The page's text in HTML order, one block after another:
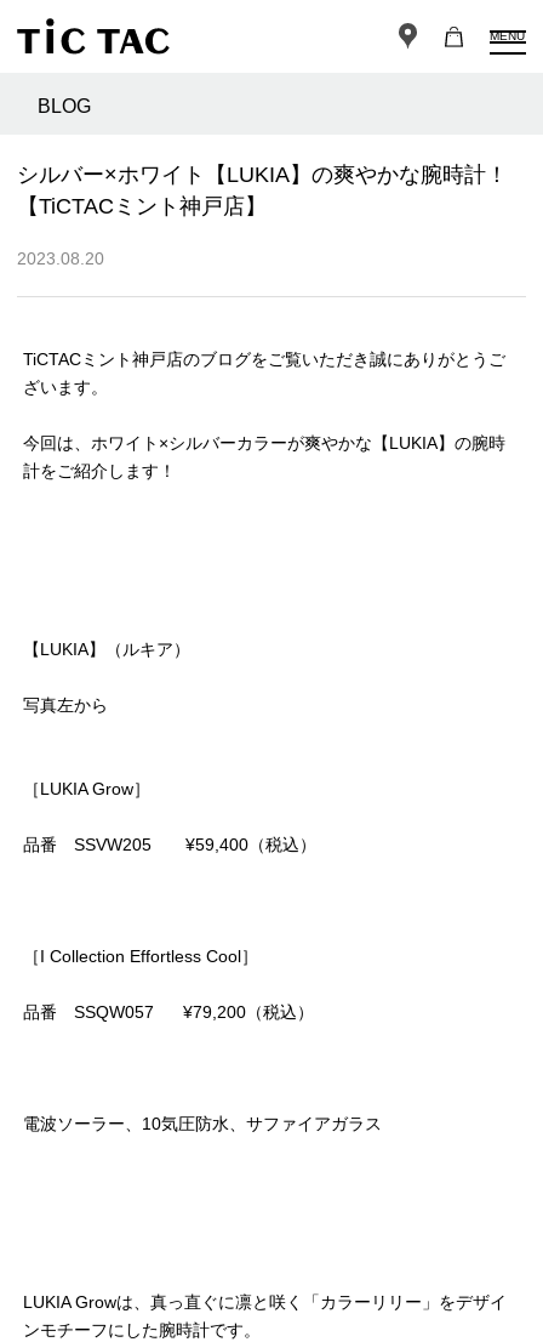
MENU
BLOG
シルバー×ホワイト【LUKIA】の爽やかな腕時計！
【TiCTACミント神戸店】
2023.08.20
TiCTACミント神戸店のブログをご覧いただき誠にありがとうご
ざいます。
今回は、ホワイト×シルバーカラーが爽やかな【LUKIA】の腕時
計をご紹介します！
【LUKIA】（ルキア）
写真左から
［LUKIA Grow］
品番 SSVW205 ¥59,400（税込）
［I Collection Effortless Cool］
品番 SSQW057 ¥79,200（税込）
電波ソーラー、10気圧防水、サファイアガラス
LUKIA Growは、真っ直ぐに凛と咲く「カラーリリー」をデザイ
ンモチーフにした腕時計です。